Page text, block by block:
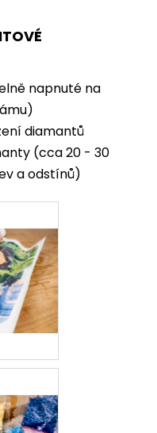
napnuté na
diamantů
(cca 20 - 30
a odstínů)